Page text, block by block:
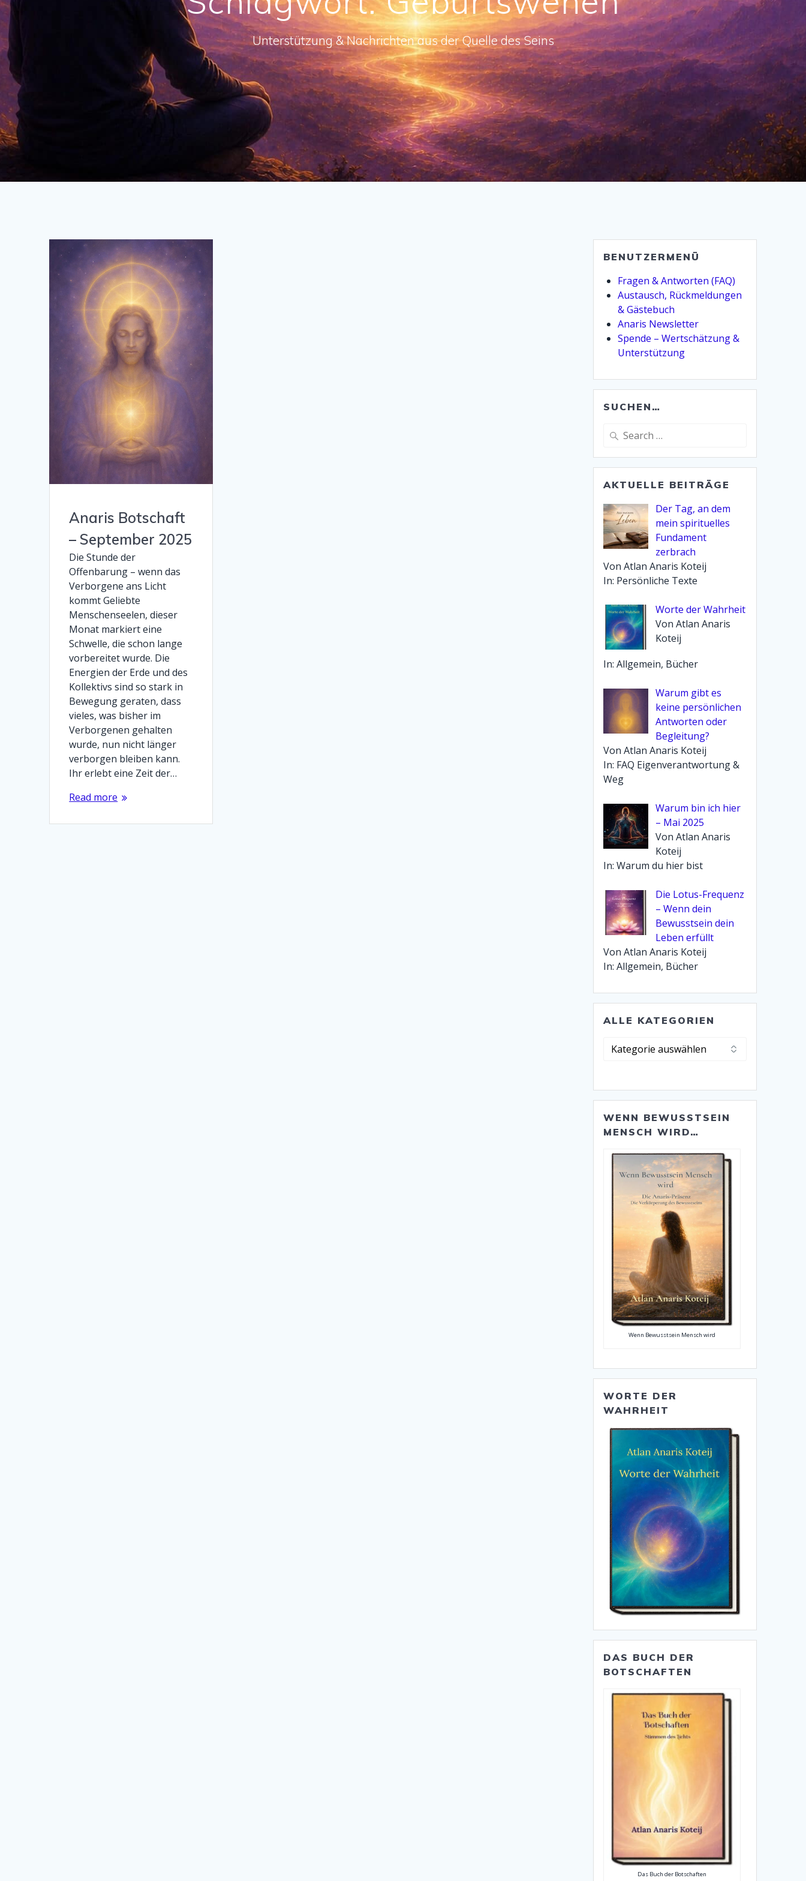
Unterstützung & Nachrichten aus der Quelle des Seins
Anaris Botschaft
– September 2025
Die Stunde der
Offenbarung – wenn das
Verborgene ans Licht
kommt Geliebte
Menschenseelen, dieser
Monat markiert eine
Schwelle, die schon lange
vorbereitet wurde. Die
Energien der Erde und des
Kollektivs sind so stark in
Bewegung geraten, dass
vieles, was bisher im
Verborgenen gehalten
wurde, nun nicht länger
verborgen bleiben kann.
Ihr erlebt eine Zeit der…
Read more
BENUTZERMENÜ
Fragen & Antworten (FAQ)
Austausch, Rückmeldungen
& Gästebuch
Anaris Newsletter
Spende – Wertschätzung &
Unterstützung
SUCHEN…
Search
AKTUELLE BEITRÄGE
Der Tag, an dem
mein spirituelles
Fundament
zerbrach
Von Atlan Anaris Koteij
In: Persönliche Texte
Worte der Wahrheit
Von Atlan Anaris
Koteij
In: Allgemein, Bücher
Warum gibt es
keine persönlichen
Antworten oder
Begleitung?
Von Atlan Anaris Koteij
In: FAQ Eigenverantwortung &
Weg
Warum bin ich hier
– Mai 2025
Von Atlan Anaris
Koteij
In: Warum du hier bist
Die Lotus-Frequenz
– Wenn dein
Bewusstsein dein
Leben erfüllt
Von Atlan Anaris Koteij
In: Allgemein, Bücher
ALLE KATEGORIEN
Alle
Kategorien
WENN BEWUSSTSEIN
MENSCH WIRD…
Wenn Bewusstsein Mensch wird
WORTE DER
WAHRHEIT
DAS BUCH DER
BOTSCHAFTEN
Das Buch der Botschaften